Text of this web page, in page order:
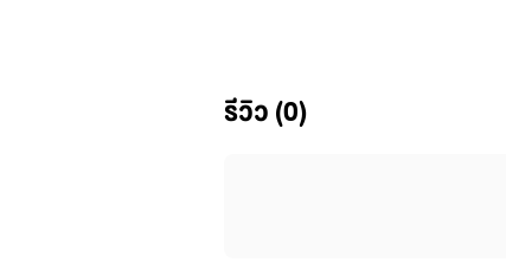
“ตอนนี้เพื่อนของฉันก็มีแฟนไ
รีวิว (0)